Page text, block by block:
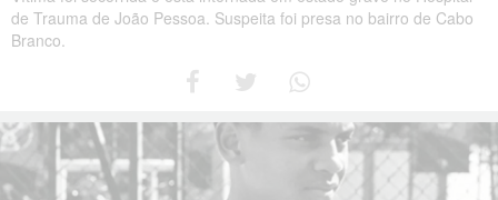
de Trauma de João Pessoa. Suspeita foi presa no bairro de Cabo
Branco.